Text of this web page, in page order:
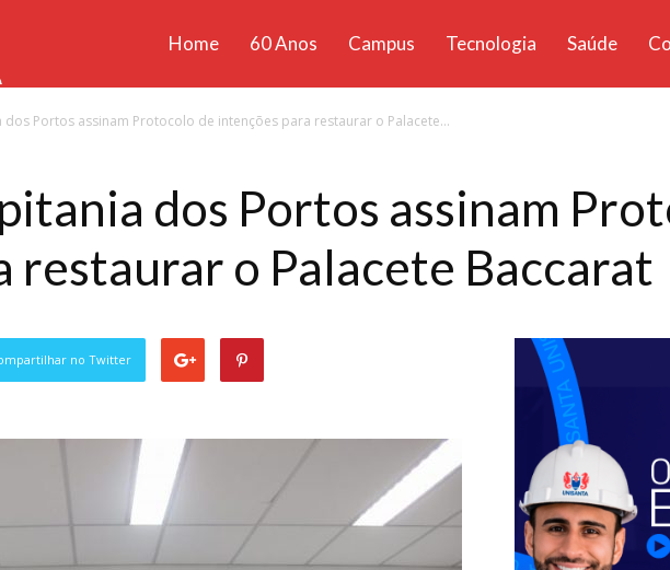
Unisanta
Home 60 Anos Campus Tecnologia Saúde
dos Portos assinam Protocolo de intenções para restaurar o Palacete...
dos Portos assinam
restaurar o Palacete Baccarat
no Twitter